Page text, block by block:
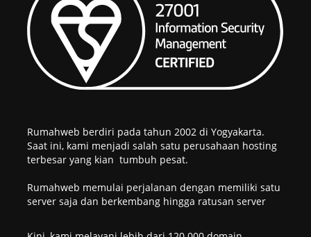
Rumahweb berdiri pada tahun 2002 di Yogyakarta.
Saat ini, kami menjadi salah satu perusahaan hosting
terbesar yang kian tumbuh pesat.
Rumahweb memulai perjalanan dengan memiliki satu
server saja dan berkembang hingga ratusan server